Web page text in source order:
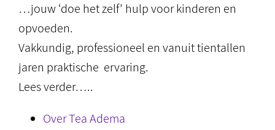
…jouw ‘doe het zelf’ hulp voor kinderen en
opvoeden.
Vakkundig, professioneel en vanuit tientallen
jaren praktische ervaring.
Lees verder…..
Over Tea Adema